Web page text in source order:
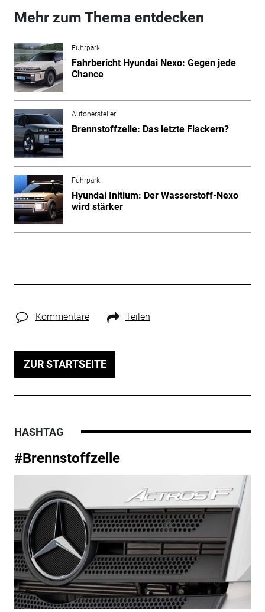
Mehr zum Thema entdecken
Fuhrpark
Fahrbericht Hyundai Nexo: Gegen jede
Chance
Autohersteller
Brennstoffzelle: Das letzte Flackern?
Fuhrpark
Hyundai Initium: Der Wasserstoff-Nexo
wird stärker
Kommentare Teilen
ZUR STARTSEITE
HASHTAG
#Brennstoffzelle